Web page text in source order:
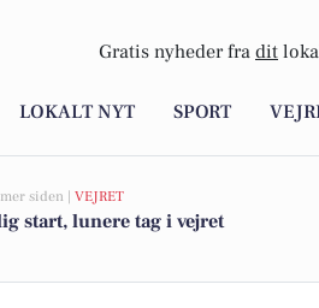
Gratis nyheder fra dit
LOKALT NYT SPORT
siden | VEJRET
start, lunere tag i vejret